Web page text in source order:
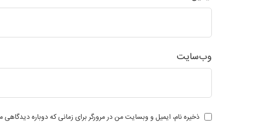
وب‌سایت
ذخیره نام، ایمیل و وبسایت من در مرورگر برای زمانی که دوباره